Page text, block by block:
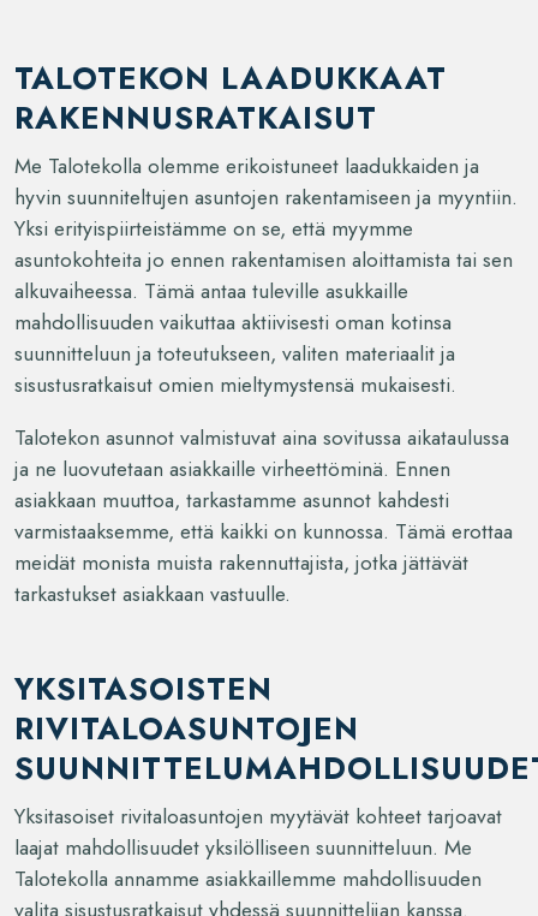
TALOTEKON LAADUKKAAT
RAKENNUSRATKAISUT
Me Talotekolla olemme erikoistuneet laadukkaiden ja
hyvin suunniteltujen asuntojen rakentamiseen ja myyntiin.
Yksi erityispiirteistämme on se, että myymme
asuntokohteita jo ennen rakentamisen aloittamista tai sen
alkuvaiheessa. Tämä antaa tuleville asukkaille
mahdollisuuden vaikuttaa aktiivisesti oman kotinsa
suunnitteluun ja toteutukseen, valiten materiaalit ja
sisustusratkaisut omien mieltymystensä mukaisesti.
Talotekon asunnot valmistuvat aina sovitussa aikataulussa
ja ne luovutetaan asiakkaille virheettöminä. Ennen
asiakkaan muuttoa, tarkastamme asunnot kahdesti
varmistaaksemme, että kaikki on kunnossa. Tämä erottaa
meidät monista muista rakennuttajista, jotka jättävät
tarkastukset asiakkaan vastuulle.
YKSITASOISTEN
RIVITALOASUNTOJEN
Yksitasoiset rivitaloasuntojen myytävät kohteet tarjoavat
laajat mahdollisuudet yksilölliseen suunnitteluun. Me
Talotekolla annamme asiakkaillemme mahdollisuuden
valita sisustusratkaisut yhdessä suunnittelijan kanssa.